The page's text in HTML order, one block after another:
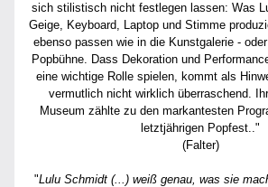
sich stilistisch nicht festlegen lassen: Was
Geige, Keyboard, Laptop und Stimme
ebenso passen wie in die Kunstgalerie -
Popbühne. Dass Dekoration und
eine wichtige Rolle spielen, kommt als
vermutlich nicht wirklich überraschend.
Museum zählte zu den markantesten
letztjährigen Popfest.."
(Falter)
"Lulu Schmidt (...) weiß genau, was sie